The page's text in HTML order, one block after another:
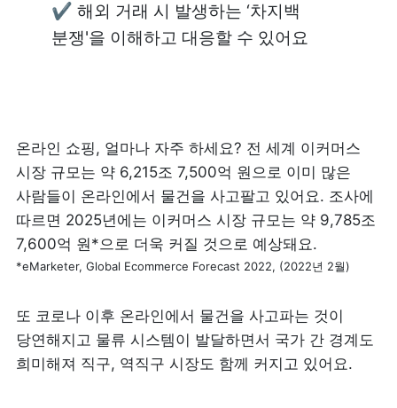
✔️ 해외 거래 시 발생하는 ‘차지백
분쟁'을 이해하고 대응할 수 있어요
온라인 쇼핑, 얼마나 자주 하세요? 전 세계 이커머스
시장 규모는 약 6,215조 7,500억 원으로 이미 많은
사람들이 온라인에서 물건을 사고팔고 있어요. 조사에
따르면 2025년에는 이커머스 시장 규모는 약 9,785조
*eMarketer, Global Ecommerce Forecast 2022, (2022년 2월)
또 코로나 이후 온라인에서 물건을 사고파는 것이
당연해지고 물류 시스템이 발달하면서 국가 간 경계도
희미해져 직구, 역직구 시장도 함께 커지고 있어요.